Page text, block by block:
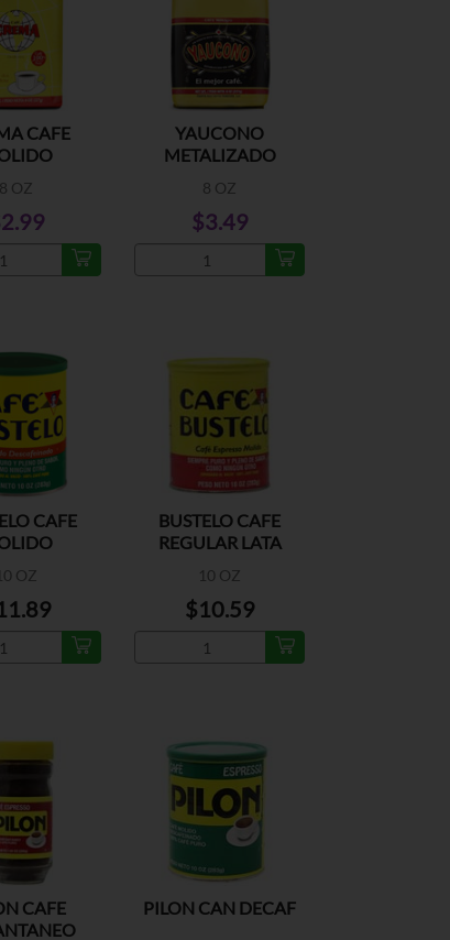
CAFE
8 OZ
YAUCONO
METALIZADO
8 OZ
$3.49
CAFE
OZ
BUSTELO CAFE
REGULAR LATA
10 OZ
$10.59
CAFE
PILON CAN DECAF